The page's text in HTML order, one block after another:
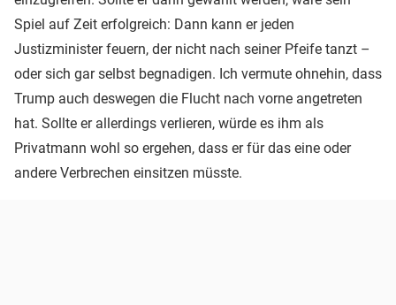
Spiel auf Zeit erfolgreich: Dann kann er jeden
Justizminister feuern, der nicht nach seiner Pfeife tanzt –
oder sich gar selbst begnadigen. Ich vermute ohnehin, dass
Trump auch deswegen die Flucht nach vorne angetreten
hat. Sollte er allerdings verlieren, würde es ihm als
Privatmann wohl so ergehen, dass er für das eine oder
andere Verbrechen einsitzen müsste.